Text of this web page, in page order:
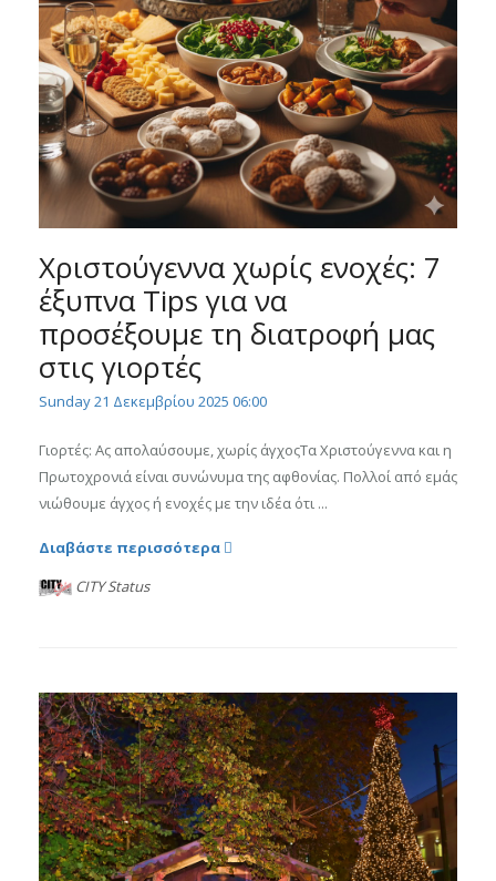
Χριστούγεννα χωρίς ενοχές: 7
έξυπνα Tips για να
προσέξουμε τη διατροφή μας
στις γιορτές
Sunday 21 Δεκεμβρίου 2025 06:00
Γιορτές: Ας απολαύσουμε, χωρίς άγχοςΤα Χριστούγεννα και η
Πρωτοχρονιά είναι συνώνυμα της αφθονίας. Πολλοί από εμάς
νιώθουμε άγχος ή ενοχές με την ιδέα ότι ...
Διαβάστε περισσότερα
CITY Status